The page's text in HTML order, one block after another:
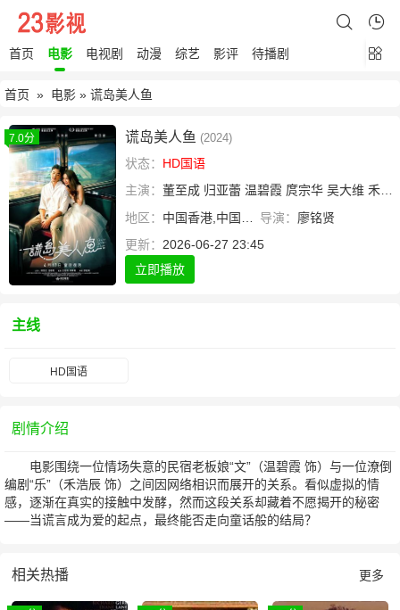
首页 电影 电视剧 动漫 综艺 影评 待播剧
首页 » 电影 » 谎岛美人鱼
7.0分 谎岛美人鱼 (2024)
状态： HD国语
主演： 董至成 归亚蕾 温碧霞 庹宗华 吴大维 禾浩辰
地区： 中国香港,中国台湾 导演： 廖铭贤
更新： 2026-06-27 23:45
立即播放
主线
HD国语
剧情介绍
电影围绕一位情场失意的民宿老板娘“文”（温碧霞 饰）与一位潦倒
编剧“乐”（禾浩辰 饰）之间因网络相识而展开的关系。看似虚拟的情
感，逐渐在真实的接触中发酵，然而这段关系却藏着不愿揭开的秘密
——当谎言成为爱的起点，最终能否走向童话般的结局？
相关热播 更多